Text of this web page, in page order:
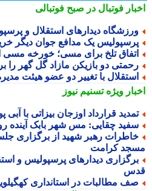
فوتبال در صبح فوتبالی
دیدارهای استقلال و
یک مدافع جوان دیگر
تلخ برای مسی؛ خورخه مسی از
دو بازیکن مازاد گل گهر را
با تغییر دو عضو هیئت
ویژهتسنیم نیوز
قرارداد اوزجان بیزاتی با آبی
چقایی: مس شهر بابک آینده
رهبر شهید از برگزاری
کرامت
دیدارهای پرسپولیس و
مطالبات در استانداری کهگیلویه و